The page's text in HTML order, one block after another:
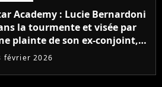
Academy : Lucie Bernardoni
la tourmente et visée par
plainte de son ex-conjoint,
que l'on sait
février 2026